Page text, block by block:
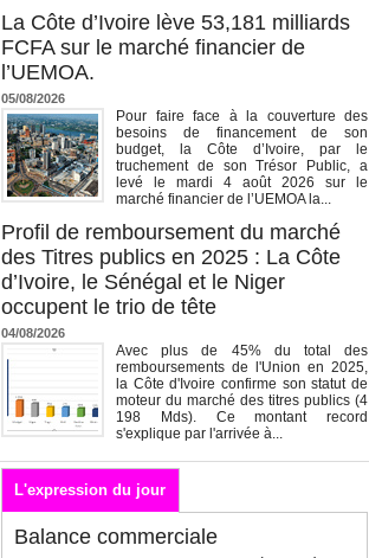
La Côte d’Ivoire lève 53,181 milliards
FCFA sur le marché financier de
l’UEMOA.
05/08/2026
Pour faire face à la couverture des
besoins de financement de son
budget, la Côte d’Ivoire, par le
truchement de son Trésor Public, a
levé le mardi 4 août 2026 sur le
marché financier de l’UEMOA la...
Profil de remboursement du marché
des Titres publics en 2025 : La Côte
d’Ivoire, le Sénégal et le Niger
occupent le trio de tête
04/08/2026
Avec plus de 45% du total des
remboursements de l'Union en 2025,
la Côte d'Ivoire confirme son statut de
moteur du marché des titres publics (4
198 Mds). Ce montant record
s'explique par l'arrivée à...
L'expression du jour
Balance commerciale